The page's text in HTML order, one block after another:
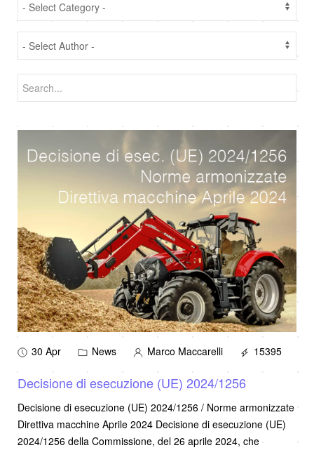
30 Apr News Marco Maccarelli 15395
Decisione di esecuzione (UE) 2024/1256
Decisione di esecuzione (UE) 2024/1256 / Norme armonizzate
Direttiva macchine Aprile 2024 Decisione di esecuzione (UE)
2024/1256 della Commissione, del 26 aprile 2024, che